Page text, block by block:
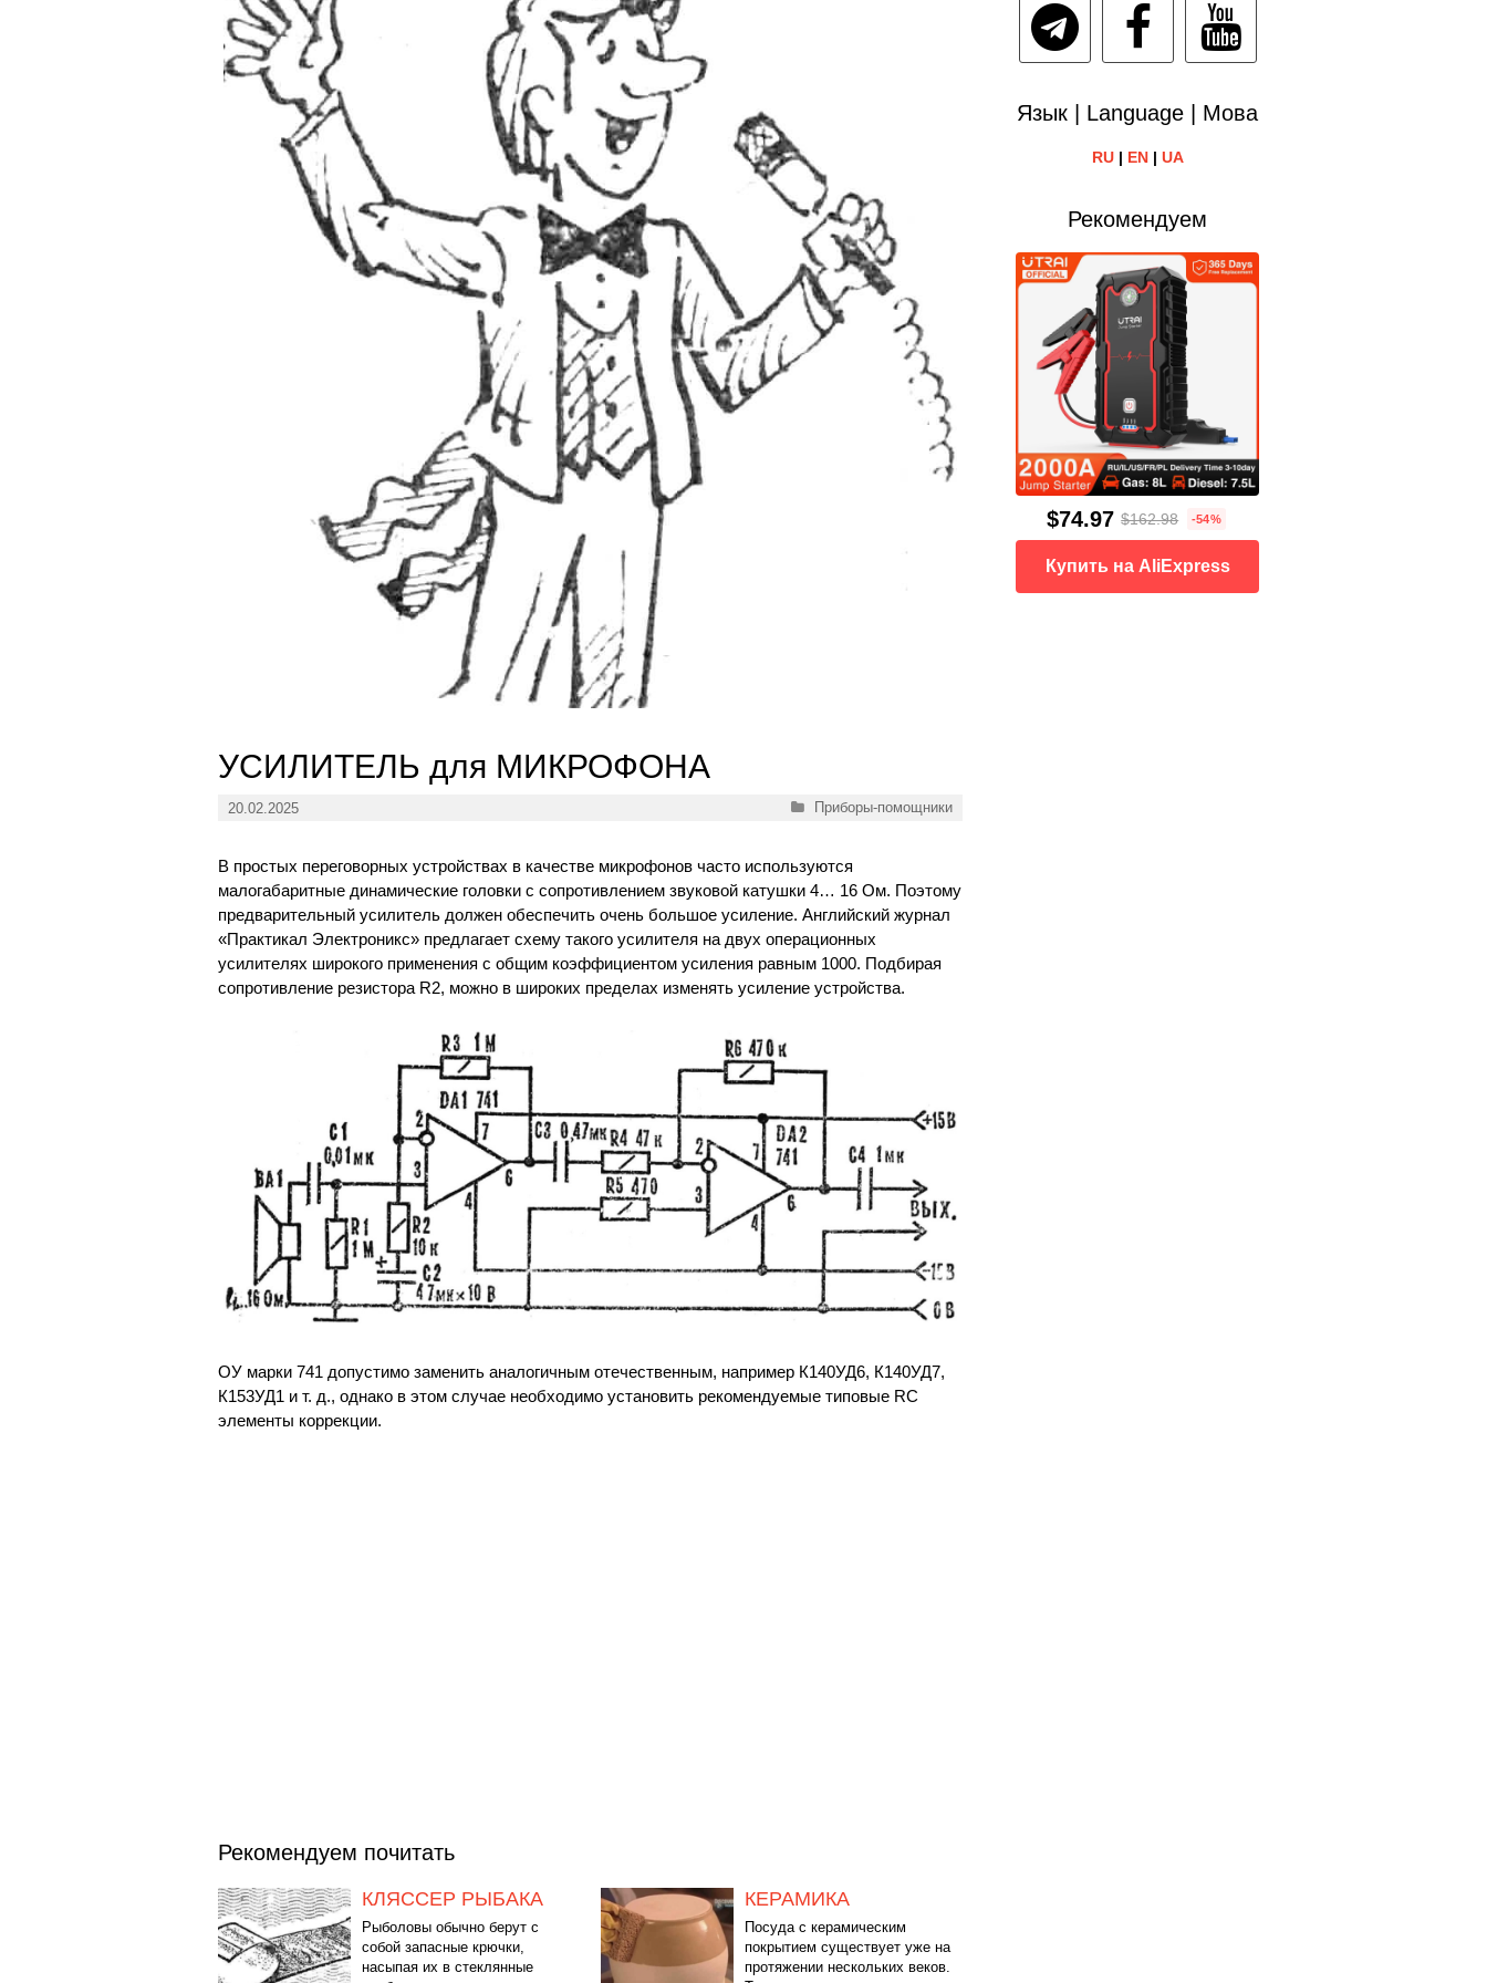
УСИЛИТЕЛЬ для МИКРОФОНА
20.02.2025 Рубрики
Приборы-помощники
В простых переговорных устройствах в качестве микрофонов часто используются
малогабаритные динамические головки с сопротивлением звуковой катушки 4… 16 Ом. Поэтому
предварительный усилитель должен обеспечить очень большое усиление. Английский журнал
«Практикал Электроникс» предлагает схему такого усилителя на двух операционных
усилителях широкого применения с общим коэффициентом усиления равным 1000. Подбирая
сопротивление резистора R2, можно в широких пределах изменять усиление устройства.
ОУ марки 741 допустимо заменить аналогичным отечественным, например К140УД6, К140УД7,
К153УД1 и т. д., однако в этом случае необходимо установить рекомендуемые типовые RC
элементы коррекции.
Рекомендуем почитать
КЛЯССЕР РЫБАКА
Рыболовы обычно берут с
собой запасные крючки,
насыпая их в стеклянные
КЕРАМИКА
Посуда с керамическим
покрытием существует уже на
протяжении нескольких веков.
Язык | Language | Мова
RU| EN| UA
Рекомендуем
$74.97 $162.98 -54%
Купить на AliExpress